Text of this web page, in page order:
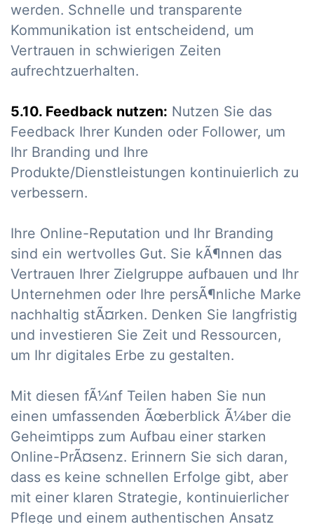
werden. Schnelle und transparente
Kommunikation ist entscheidend, um
Vertrauen in schwierigen Zeiten
aufrechtzuerhalten.
5.10. Feedback nutzen: Nutzen Sie das
Feedback Ihrer Kunden oder Follower, um
Ihr Branding und Ihre
Produkte/Dienstleistungen kontinuierlich zu
verbessern.
Ihre Online-Reputation und Ihr Branding
sind ein wertvolles Gut. Sie kÃ¶nnen das
Vertrauen Ihrer Zielgruppe aufbauen und Ihr
Unternehmen oder Ihre persÃ¶nliche Marke
nachhaltig stÃ¤rken. Denken Sie langfristig
und investieren Sie Zeit und Ressourcen,
um Ihr digitales Erbe zu gestalten.
Mit diesen fÃ¼nf Teilen haben Sie nun
einen umfassenden Ãœberblick Ã¼ber die
Geheimtipps zum Aufbau einer starken
Online-PrÃ¤senz. Erinnern Sie sich daran,
dass es keine schnellen Erfolge gibt, aber
mit einer klaren Strategie, kontinuierlicher
Pflege und einem authentischen Ansatz